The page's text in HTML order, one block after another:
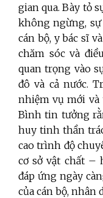
gian qua. Bày tỏ
không ngừng,
cán bộ, y bác sĩ
chăm sóc và
quan trọng vào
đô và cả nước.
nhiệm vụ mới và
Bình tin tưởng
huy tinh thần
cao trình độ
cơ sở vật chất –
đáp ứng ngày
của cán bộ, nhân